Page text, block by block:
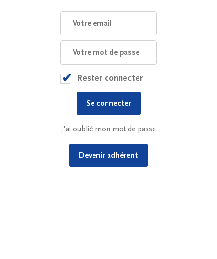
Rester connecter
J'ai oublié mon mot de passe
Devenir adhérent